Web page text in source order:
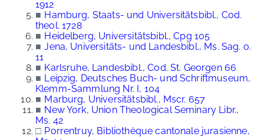
1912
■ Hamburg, Staats- und Universitätsbibl., Cod.
theol. 1728
■ Heidelberg, Universitätsbibl., Cpg 105
■ Jena, Universitäts- und Landesbibl., Ms. Sag. o.
11
■ Karlsruhe, Landesbibl., Cod. St. Georgen 66
■ Leipzig, Deutsches Buch- und Schriftmuseum,
Klemm-Sammlung Nr. I, 104
■ Marburg, Universitätsbibl., Mscr. 657
■ New York, Union Theological Seminary Libr.,
Ms. 42
□ Porrentruy, Bibliothèque cantonale jurasienne,